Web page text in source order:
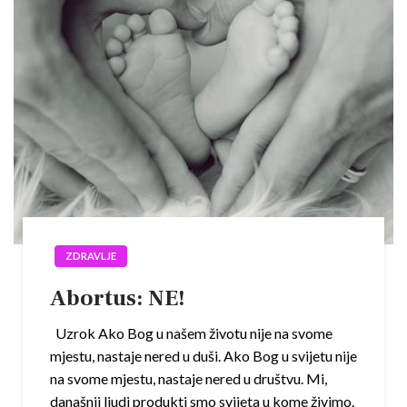
ZDRAVLJE
Abortus: NE!
Uzrok Ako Bog u našem životu nije na svome
mjestu, nastaje nered u duši. Ako Bog u svijetu nije
na svome mjestu, nastaje nered u društvu. Mi,
današnji ljudi produkti smo svijeta u kome živimo.